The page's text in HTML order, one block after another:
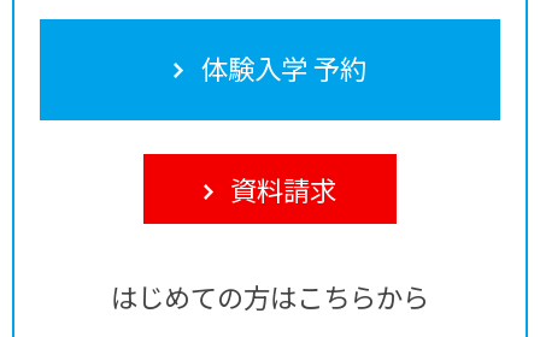
体験入学 予約
資料請求
はじめての方はこちらから